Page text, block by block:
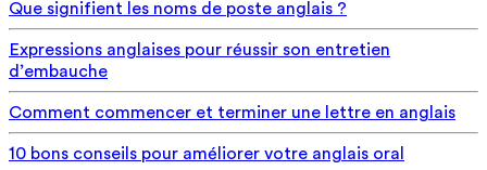
Que signifient les noms de poste anglais ?
Expressions anglaises pour réussir son entretien
d’embauche
Comment commencer et terminer une lettre en anglais
10 bons conseils pour améliorer votre anglais oral